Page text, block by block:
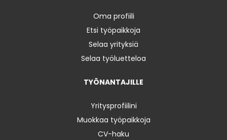
Oma profiili
Etsi työpaikkoja
Selaa yrityksiä
Selaa työluetteloa
TYÖNANTAJILLE
Yritysprofiilini
Muokkaa työpaikkoja
CV-haku